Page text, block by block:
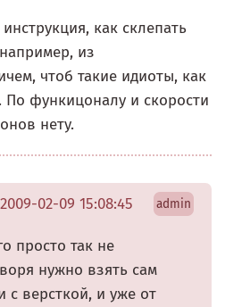
как склепать
из
чтоб такие идиоты, как
По функицоналу и скорости
нету.
2009-02-09 15:08:45 admin
просто так не
нужно взять сам
с версткой, и уже от